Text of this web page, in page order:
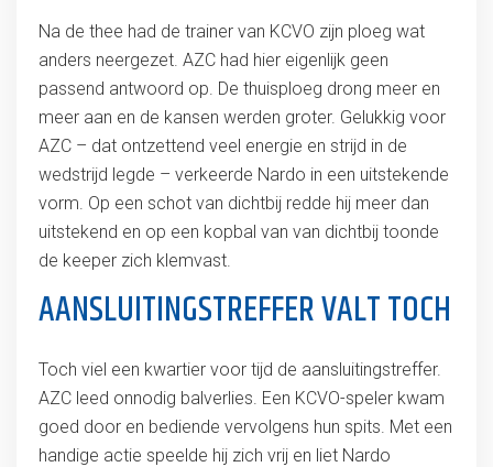
Na de thee had de trainer van KCVO zijn ploeg wat
anders neergezet. AZC had hier eigenlijk geen
passend antwoord op. De thuisploeg drong meer en
meer aan en de kansen werden groter. Gelukkig voor
AZC – dat ontzettend veel energie en strijd in de
wedstrijd legde – verkeerde Nardo in een uitstekende
vorm. Op een schot van dichtbij redde hij meer dan
uitstekend en op een kopbal van van dichtbij toonde
de keeper zich klemvast.
AANSLUITINGSTREFFER VALT TOCH
Toch viel een kwartier voor tijd de aansluitingstreffer.
AZC leed onnodig balverlies. Een KCVO-speler kwam
goed door en bediende vervolgens hun spits. Met een
handige actie speelde hij zich vrij en liet Nardo